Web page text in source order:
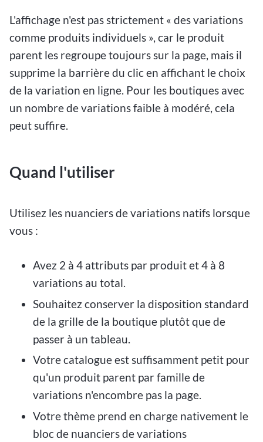
L'affichage n'est pas strictement « des variations
comme produits individuels », car le produit
parent les regroupe toujours sur la page, mais il
supprime la barrière du clic en affichant le choix
de la variation en ligne. Pour les boutiques avec
un nombre de variations faible à modéré, cela
peut suffire.
Quand l'utiliser
Utilisez les nuanciers de variations natifs lorsque
vous :
Avez 2 à 4 attributs par produit et 4 à 8
variations au total.
Souhaitez conserver la disposition standard
de la grille de la boutique plutôt que de
passer à un tableau.
Votre catalogue est suffisamment petit pour
qu'un produit parent par famille de
variations n'encombre pas la page.
Votre thème prend en charge nativement le
bloc de nuanciers de variations